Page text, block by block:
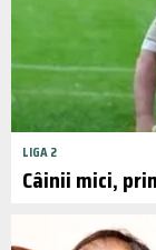
LIGA 2
Câinii mici,